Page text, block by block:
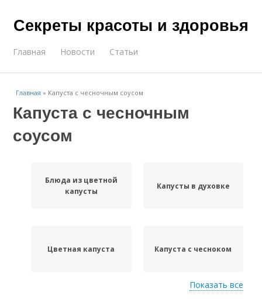
Секреты красоты и здоровья
Главная Новости Статьи
Главная » Капуста с чесночным соусом
Капуста с чесночным
соусом
Блюда из цветной
капусты
Капусты в духовке
Цветная капуста Капуста с чесноком
Показать все